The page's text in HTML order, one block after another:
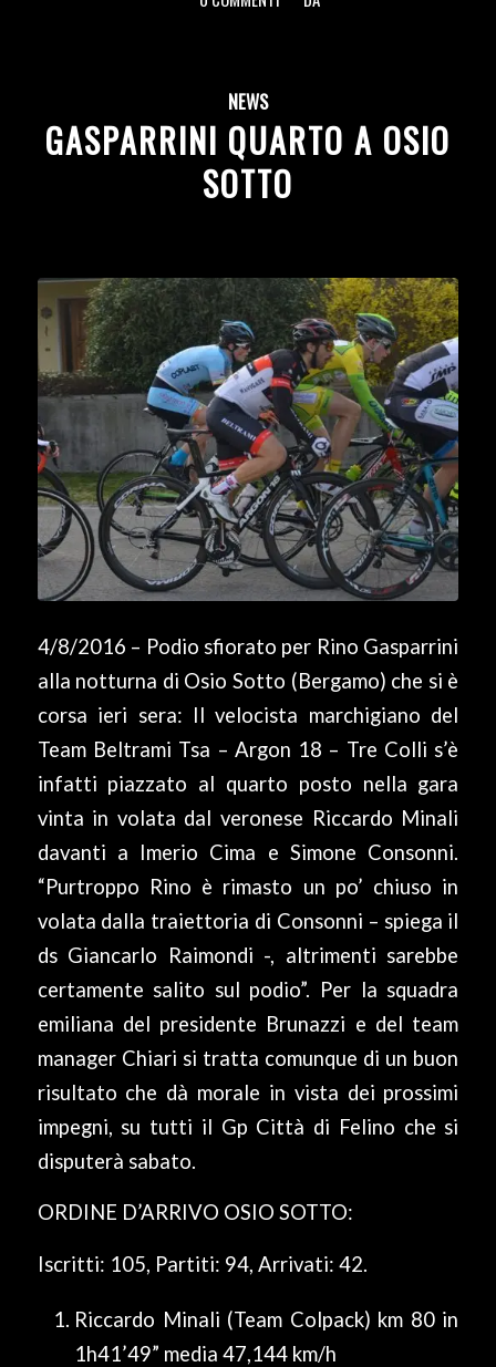
NEWS
GASPARRINI QUARTO A OSIO
SOTTO
4/8/2016 – Podio sfiorato per Rino Gasparrini
alla notturna di Osio Sotto (Bergamo) che si è
corsa ieri sera: Il velocista marchigiano del
Team Beltrami Tsa – Argon 18 – Tre Colli s’è
infatti piazzato al quarto posto nella gara
vinta in volata dal veronese Riccardo Minali
davanti a Imerio Cima e Simone Consonni.
“Purtroppo Rino è rimasto un po’ chiuso in
volata dalla traiettoria di Consonni – spiega il
ds Giancarlo Raimondi -, altrimenti sarebbe
certamente salito sul podio”. Per la squadra
emiliana del presidente Brunazzi e del team
manager Chiari si tratta comunque di un buon
risultato che dà morale in vista dei prossimi
impegni, su tutti il Gp Città di Felino che si
disputerà sabato.
ORDINE D’ARRIVO OSIO SOTTO:
Iscritti: 105, Partiti: 94, Arrivati: 42.
Riccardo Minali (Team Colpack) km 80 in
1h41’49” media 47,144 km/h